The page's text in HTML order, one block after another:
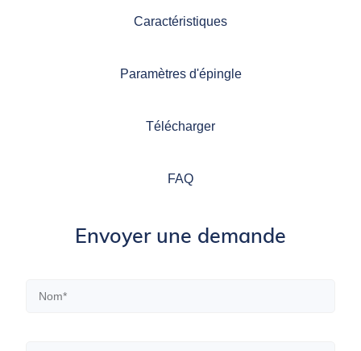
Caractéristiques
Paramètres d'épingle
Télécharger
FAQ
Envoyer une demande